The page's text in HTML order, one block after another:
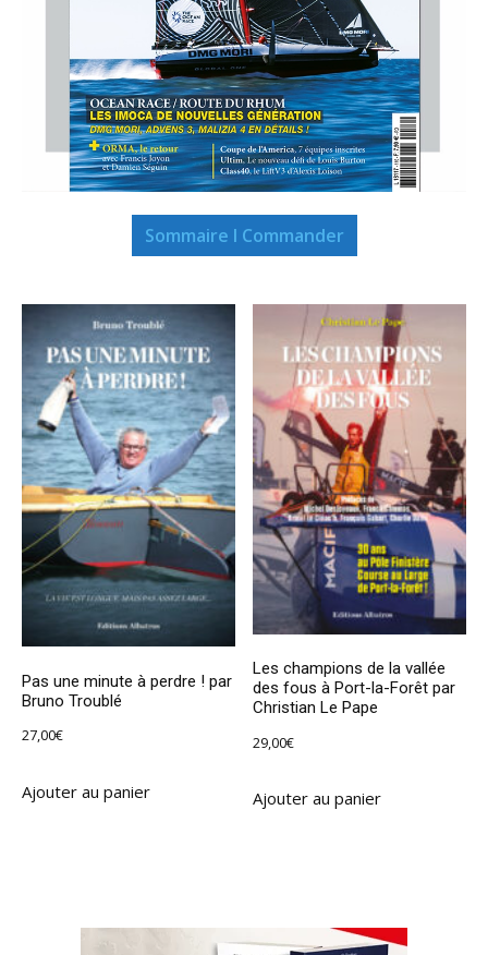
Sommaire I Commander
Pas une minute à perdre ! par
Bruno Troublé
27,00€
Ajouter au panier
Les champions de la vallée
des fous à Port-la-Forêt par
Christian Le Pape
29,00€
Ajouter au panier